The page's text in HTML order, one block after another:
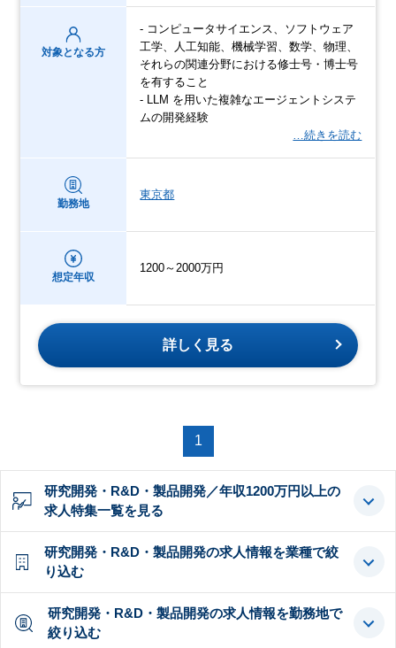
対象となる方
- コンピュータサイエンス、ソフトウェア
工学、人工知能、機械学習、数学、物理、
それらの関連分野における修士号・博士号
を有すること
- LLM を用いた複雑なエージェントシステ
ムの開発経験
…続きを読む
勤務地
東京都
想定年収
1200～2000万円
詳しく見る
1
研究開発・R&D・製品開発／年収1200万円以上の
求人特集一覧を見る
研究開発・R&D・製品開発の求人情報を業種で絞
り込む
研究開発・R&D・製品開発の求人情報を勤務地で
絞り込む